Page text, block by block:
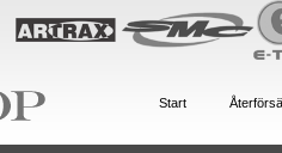
Start